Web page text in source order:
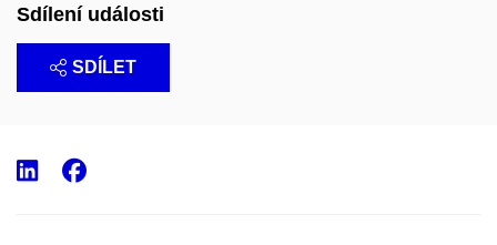
Sdílení události
SDÍLET
LinkedIn
Facebook